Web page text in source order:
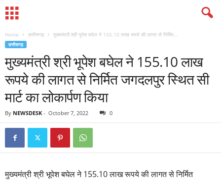
Home छत्तीसगढ़ मुख्यमंत्री श्री भूपेश बघेल ने 155.10 लाख रूपये की लागत से निर्मित...
छत्तीसगढ़
मुख्यमंत्री श्री भूपेश बघेल ने 155.10 लाख
रूपये की लागत से निर्मित जगदलपुर स्थित सी
मार्ट का लोकार्पण किया
By NEWSDESK - October 7, 2022 0
मुख्यमंत्री श्री भूपेश बघेल ने 155.10 लाख रूपये की लागत से निर्मित